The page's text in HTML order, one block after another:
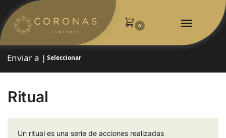
0
Enviar a | Seleccionar
Ritual
Un ritual es una serie de acciones realizadas